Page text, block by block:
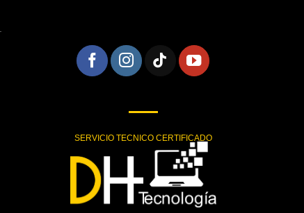
SERVICIO TECNICO CERTIFICADO